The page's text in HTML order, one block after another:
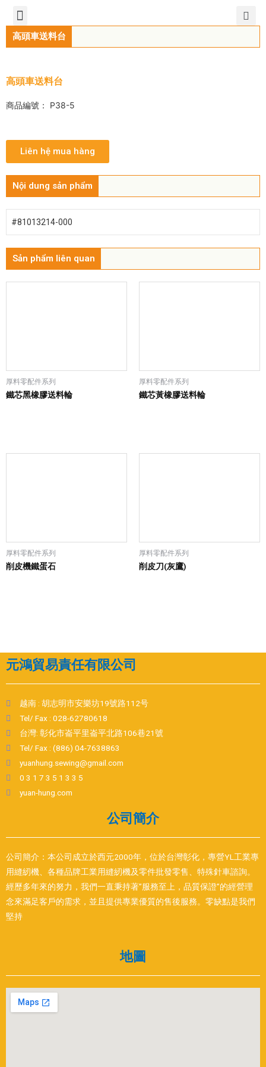
高頭車送料台
高頭車送料台
商品編號： P38-5
Liên hệ mua hàng
Nội dung sản phẩm
#81013214-000
Sản phẩm liên quan
厚料零配件系列
鐵芯黑橡膠送料輪
厚料零配件系列
鐵芯黃橡膠送料輪
厚料零配件系列
削皮機鐵蛋石
厚料零配件系列
削皮刀(灰鷹)
元鴻貿易責任有限公司
越南 : 胡志明市安樂坊19號路112号
Tel/ Fax : 028-62780618
台灣: 彰化市崙平里崙平北路106巷21號
Tel/ Fax : (886) 04-7638863
yuanhung.sewing@gmail.com
0 3 1 7 3 5 1 3 3 5
yuan-hung.com
公司簡介
公司簡介：本公司成立於西元2000年，位於台灣彰化，專營YL工業專
用縫紉機、各種品牌工業用縫紉機及零件批發零售、特殊針車諮詢。
經歷多年來的努力，我們一直秉持著”服務至上，品質保證”的經營理
念來滿足客戶的需求，並且提供專業優質的售後服務。零缺點是我們
堅持
地圖